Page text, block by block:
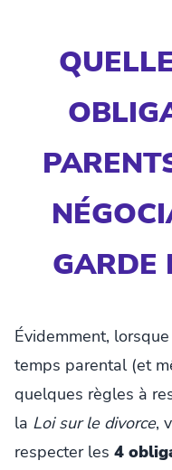
GARDE
Évidemment,
temps parental (et
quelques règles à
la Loi sur le divorce,
respecter les 4